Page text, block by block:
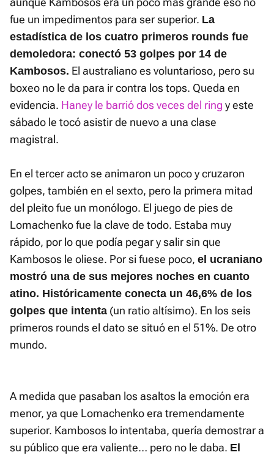
fue un impedimentos para ser superior. La
estadística de los cuatro primeros rounds fue
demoledora: conectó 53 golpes por 14 de
Kambosos. El australiano es voluntarioso, pero su
boxeo no le da para ir contra los tops. Queda en
evidencia. Haney le barrió dos veces del ring y este
sábado le tocó asistir de nuevo a una clase
magistral.
En el tercer acto se animaron un poco y cruzaron
golpes, también en el sexto, pero la primera mitad
del pleito fue un monólogo. El juego de pies de
Lomachenko fue la clave de todo. Estaba muy
rápido, por lo que podía pegar y salir sin que
Kambosos le oliese. Por si fuese poco, el ucraniano
mostró una de sus mejores noches en cuanto
atino. Históricamente conecta un 46,6% de los
golpes que intenta (un ratio altísimo). En los seis
primeros rounds el dato se situó en el 51%. De otro
mundo.
A medida que pasaban los asaltos la emoción era
menor, ya que Lomachenko era tremendamente
superior. Kambosos lo intentaba, quería demostrar a
su público que era valiente… pero no le daba. El